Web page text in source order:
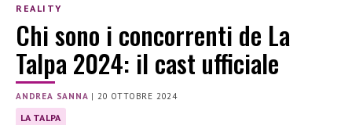
REALITY
Chi sono i concorrenti de La
Talpa 2024: il cast ufficiale
ANDREA SANNA |20 OTTOBRE 2024
LA TALPA